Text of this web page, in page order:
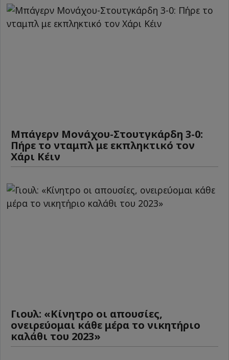
Μπάγερν Μονάχου-Στουτγκάρδη 3-0:
Πήρε το νταμπλ με εκπληκτικό τον
Χάρι Κέιν
Γιουλ: «Κίνητρο οι απουσίες,
ονειρεύομαι κάθε μέρα το νικητήριο
καλάθι του 2023»